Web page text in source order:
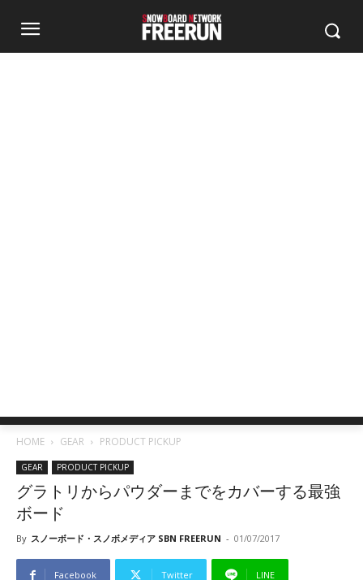
HOME GEAR PRODUCT PICKUP
GEAR PRODUCT PICKUP
グラトリからパウダーまでをカバーする最強
ボード
By スノーボード・スノボメディア SBN FREERUN - 01/07/2017
Facebook Twitter LINE